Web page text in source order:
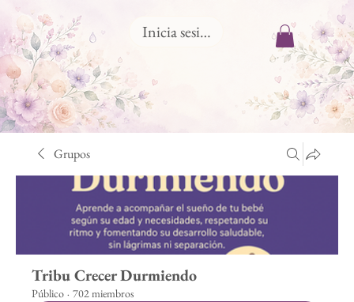
Inicia sesión
Grupos
Tribu Crecer Durmiendo
Público · 702 miembros